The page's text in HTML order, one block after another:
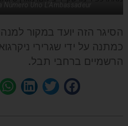
Número Uno L’Ambassadeur
הסיגר הזה יועד במקור
כמתנה על ידי שגרירי
הרשמיים ברחבי תבל.